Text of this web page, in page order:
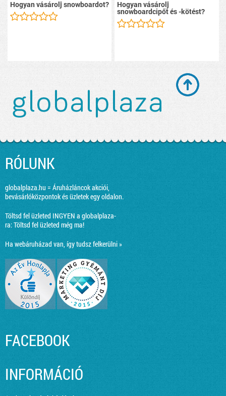
Hogyan vásárolj snowboardot? Hogyan vásárolj
snowboardcipőt és -kötést?
RÓLUNK
globalplaza.hu = Áruházláncok akciói,
bevásárlóközpontok és üzletek egy oldalon.
Töltsd fel üzleted INGYEN a globalplaza-
ra:Töltsd fel üzleted még ma!
Ha webáruházad van, így tudsz felkerülni »
FACEBOOK
INFORMÁCIÓ